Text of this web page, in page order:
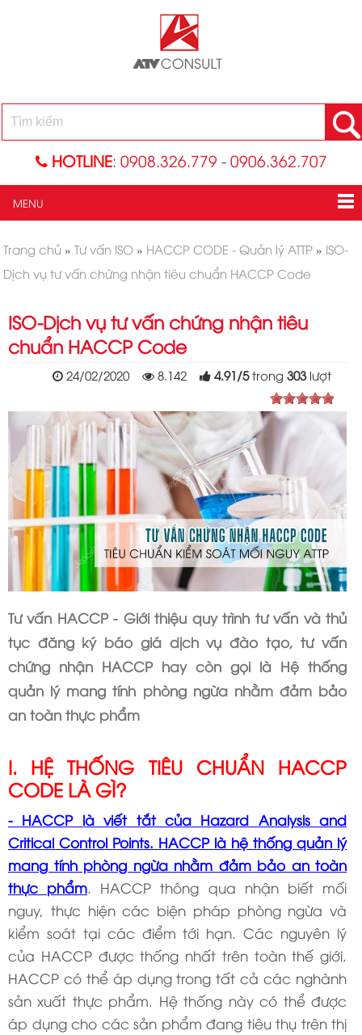
HOTLINE: 0908.326.779 - 0906.362.707
MENU
Trang chủ » Tư vấn ISO » HACCP CODE - Quản lý ATTP » ISO-
Dịch vụ tư vấn chứng nhận tiêu chuẩn HACCP Code
ISO-Dịch vụ tư vấn chứng nhận tiêu
chuẩn HACCP Code
24/02/2020 8.142 4.91/5trong303lượt
Tư vấn HACCP - Giới thiệu quy trình tư vấn và thủ
tục đăng ký báo giá dịch vụ đào tạo, tư vấn
chứng nhận HACCP hay còn gọi là Hệ thống
quản lý mang tính phòng ngừa nhằm đảm bảo
an toàn thực phẩm
I. HỆ THỐNG TIÊU CHUẨN HACCP
CODE LÀ GÌ?
- HACCP là viết tắt của Hazard Analysis and
Critical Control Points. HACCP là hệ thống quản lý
mang tính phòng ngừa nhằm đảm bảo an toàn
thực phẩm . HACCP thông qua nhận biết mối
nguy, thực hiện các biện pháp phòng ngừa và
kiểm soát tại các điểm tới hạn. Các nguyên lý
của HACCP được thống nhất trên toàn thế giới.
HACCP có thể áp dụng trong tất cả các nghành
sản xuất thực phẩm. Hệ thống này có thể được
áp dụng cho các sản phẩm đang tiêu thụ trên thị